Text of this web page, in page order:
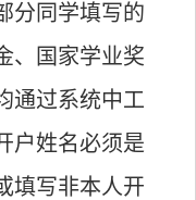
分同学填写的
、国家学业奖
通过系统中工
户姓名必须是
填写非本人开